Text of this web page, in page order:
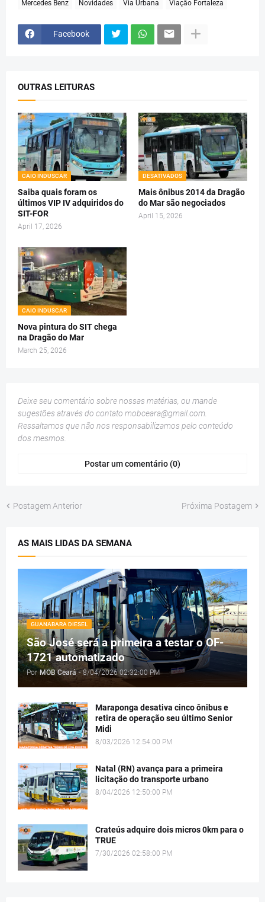
Mercedes Benz Novidades Via Urbana Viação Fortaleza
Facebook
OUTRAS LEITURAS
CAIO INDUSCAR
Saiba quais foram os
últimos VIP IV adquiridos do
SIT-FOR
April 17, 2026
DESATIVADOS
Mais ônibus 2014 da Dragão
do Mar são negociados
April 15, 2026
CAIO INDUSCAR
Nova pintura do SIT chega
na Dragão do Mar
March 25, 2026
Deixe seu comentário sobre nossas matérias, ou mande
sugestões através do contato mobceara@gmail.com
Ressaltamos que não nos responsabilizamos pelo conteúdo
dos mesmos.
Postar um comentário (0)
Postagem Anterior Próxima Postagem
AS MAIS LIDAS DA SEMANA
GUANABARA DIESEL
São José será a primeira a testar o OF-
1721 automatizado
Por MOB Ceará - 8/04/2026 02:32:00 PM
Maraponga desativa cinco ônibus e
retira de operação seu último Senior
Midi
8/03/2026 12:54:00 PM
Natal (RN) avança para a primeira
licitação do transporte urbano
8/04/2026 12:50:00 PM
Crateús adquire dois micros 0km para o
TRUE
7/30/2026 02:58:00 PM